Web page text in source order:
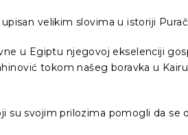
velikim slovima u istoriji
u Egiptu njegovoj ekselenciji
tokom našeg boravka u
svojim prilozima pomogli da se